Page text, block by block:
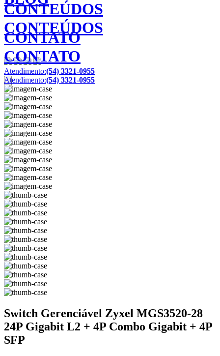
CONTEÚDOS
CONTATO
Atendimento:(54) 3321-0955
CONTEÚDOS
CONTATO
Atendimento:(54) 3321-0955
Switch Gerenciável Zyxel MGS3520-28
24P Gigabit L2 + 4P Combo Gigabit + 4P
SFP